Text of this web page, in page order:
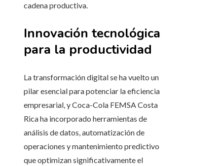
cadena productiva.
Innovación tecnológica
para la productividad
La transformación digital se ha vuelto un
pilar esencial para potenciar la eficiencia
empresarial, y Coca-Cola FEMSA Costa
Rica ha incorporado herramientas de
análisis de datos, automatización de
operaciones y mantenimiento predictivo
que optimizan significativamente el